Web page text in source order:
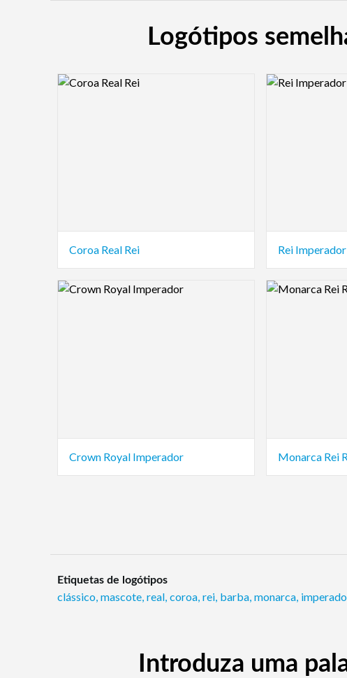
Logótipos
Logo Preview Image
Coroa Real Rei
Logo Preview
Rei
Logo Preview Image
Crown Royal Imperador
Logo Preview
Monarca Rei
Etiquetas de logótipos
clássico, mascote, real, coroa, rei, barba, monarca,
Introduza uma